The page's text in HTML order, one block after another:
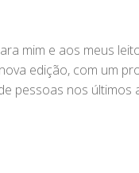
mim e aos meus
edição, com um
pessoas nos últimos